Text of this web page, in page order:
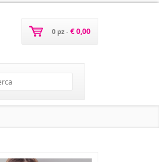
0 pz - € 0,00